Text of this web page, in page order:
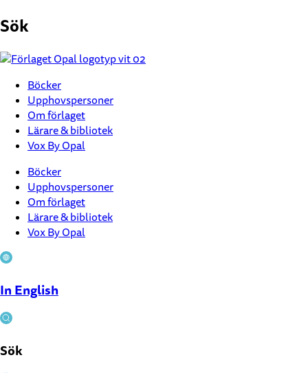
till
Sök
Böcker
Upphovspersoner
Om förlaget
Lärare & bibliotek
Vox By Opal
Böcker
Upphovspersoner
Om förlaget
Lärare & bibliotek
Vox By Opal
In English
Sök
Stäng